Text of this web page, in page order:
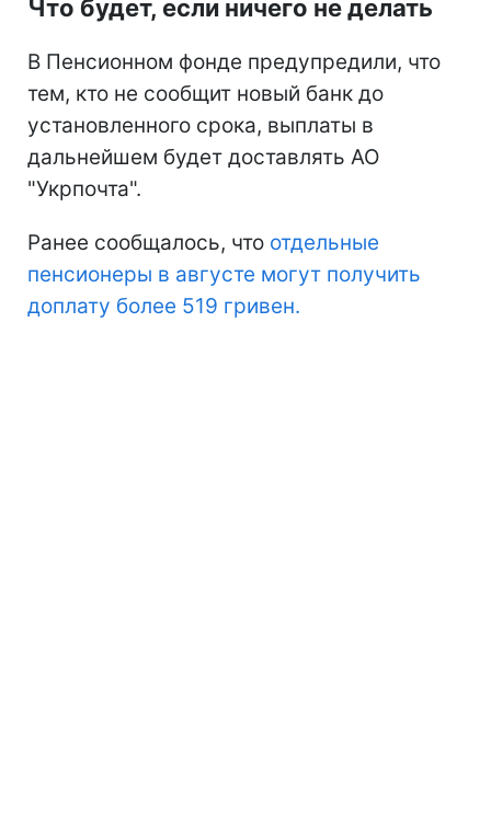
Что будет, если ничего не делать
В Пенсионном фонде предупредили, что
тем, кто не сообщит новый банк до
установленного срока, выплаты в
дальнейшем будет доставлять АО
"Укрпочта".
Ранее сообщалось, что отдельные
пенсионеры в августе могут получить
доплату более 519 гривен.